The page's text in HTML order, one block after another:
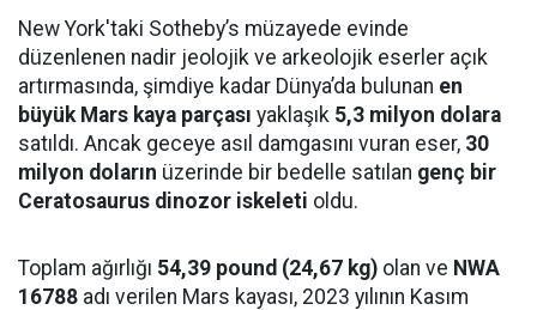
New York'taki Sotheby’s müzayede evinde
düzenlenen nadir jeolojik ve arkeolojik eserler açık
artırmasında, şimdiye kadar Dünya’da bulunan en
büyük Mars kaya parçası yaklaşık 5,3 milyon dolara
satıldı. Ancak geceye asıl damgasını vuran eser, 30
milyon doların üzerinde bir bedelle satılan genç bir
Ceratosaurus dinozor iskeleti oldu.
Toplam ağırlığı 54,39 pound (24,67 kg) olan ve NWA
16788 adı verilen Mars kayası, 2023 yılının Kasım